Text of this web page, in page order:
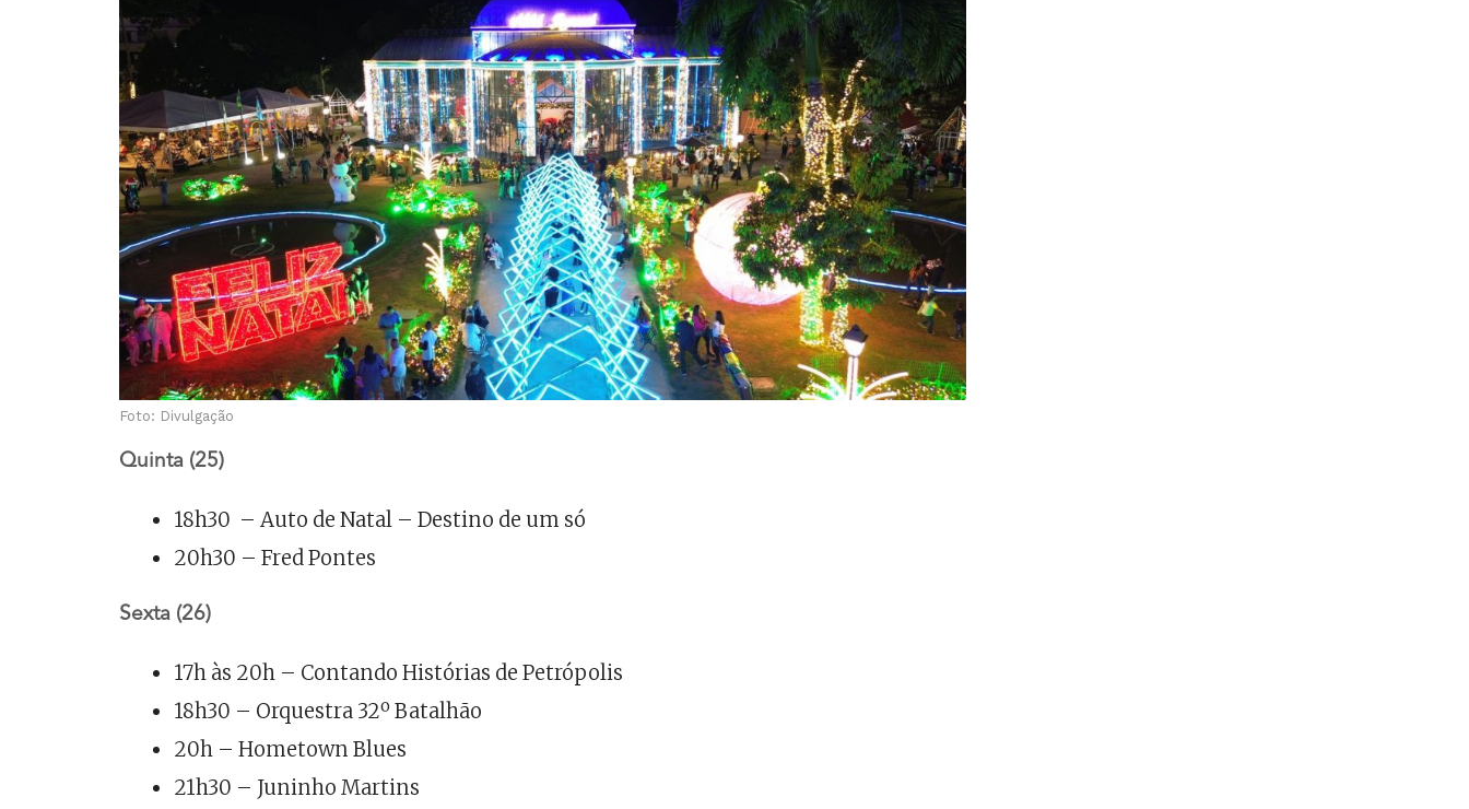
Foto: Divulgação
Quinta (25)
18h30 – Auto de Natal – Destino de um só
20h30 – Fred Pontes
Sexta (26)
17h às 20h – Contando Histórias de Petrópolis
18h30 – Orquestra 32º Batalhão
20h – Hometown Blues
21h30 – Juninho Martins